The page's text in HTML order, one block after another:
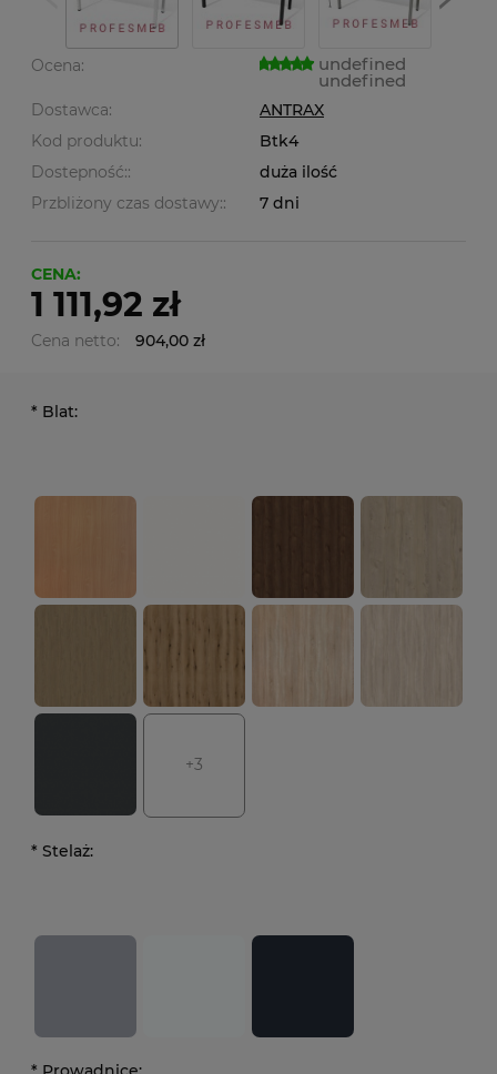
Ocena: undefined
undefined
Dostawca:
ANTRAX
Kod produktu:
Btk4
Dostepność::
duża ilość
Przbliżony czas dostawy::
7 dni
CENA:
1 111,92 zł
Cena netto: 904,00 zł
* Blat:
+3
* Stelaż: